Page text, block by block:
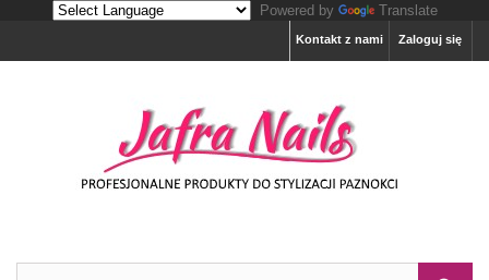
Powered by Translate
Zaloguj się
Kontakt z nami